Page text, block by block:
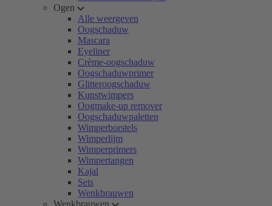
Ogen
Alle weergeven
Oogschaduw
Mascara
Eyeliner
Crème-oogschaduw
Oogschaduwprimer
Glitteroogschaduw
Kunstwimpers
Oogmake-up remover
Oogschaduwpaletten
Wimperborstels
Wimperlijm
Wimperprimers
Wimpertangen
Kajal
Sets
Wenkbrauwen
Wenkbrauwen